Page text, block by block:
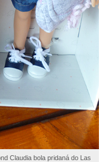
Claudia bola pridaná do Las